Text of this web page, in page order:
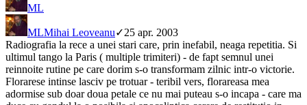
ML
MLMihai Leoveanu✓25 apr. 2003
Radiografia la rece a unei stari care, prin inefabil, neaga repetitia. Si
ultimul tango la Paris ( multiple trimiteri) - de fapt semnul unei
reinnoite rutine pe care dorim s-o transformam zilnic intr-o victorie.
Florarese intinse lasciv pe trotuar - teribil vers, florareasa mea
adormise sub doar doua petale ce nu mai puteau s-o incapa - care ma